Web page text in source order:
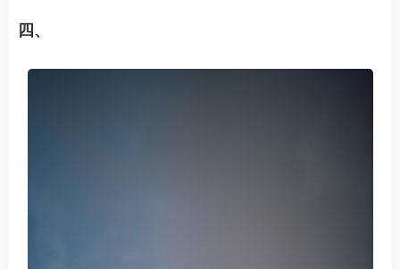
四、